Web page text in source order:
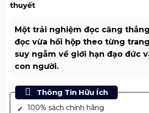
thuyết
Một trải nghiệm đọc căng
đọc vừa hồi hộp theo từng
suy ngẫm về giới hạn đạo đức
con người.
Thông Tin Hữu Ích
100% sách chính hãng